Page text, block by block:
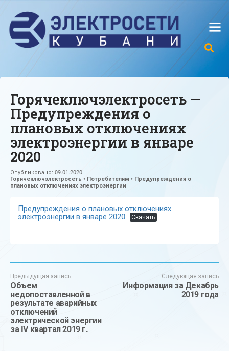
Горячеключэлектросеть —
Предупреждения о
плановых отключениях
электроэнергии в январе
2020
Опубликовано: 09.01.2020
Горячеключэлектросеть • Потребителям • Предупреждения о
плановых отключениях электроэнергии
Предупреждения о плановых отключениях
электроэнергии в январе 2020
Скачать
Предыдущая запись
Объем
недопоставленной в
результате аварийных
отключений
электрической энергии
за IV квартал 2019 г.
Следующая запись
Информация за Декабрь
2019 года